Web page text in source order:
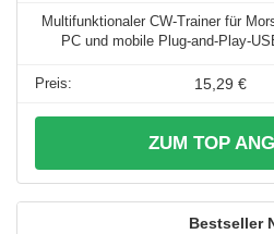
Multifunktionaler CW-Trainer für
PC und mobile Plug-and-Play-
15,29 €
ZUM TOP